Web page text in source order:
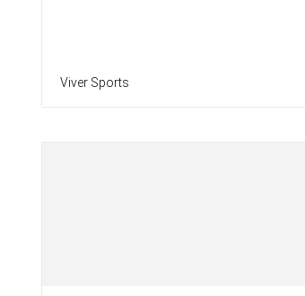
Viver Sports